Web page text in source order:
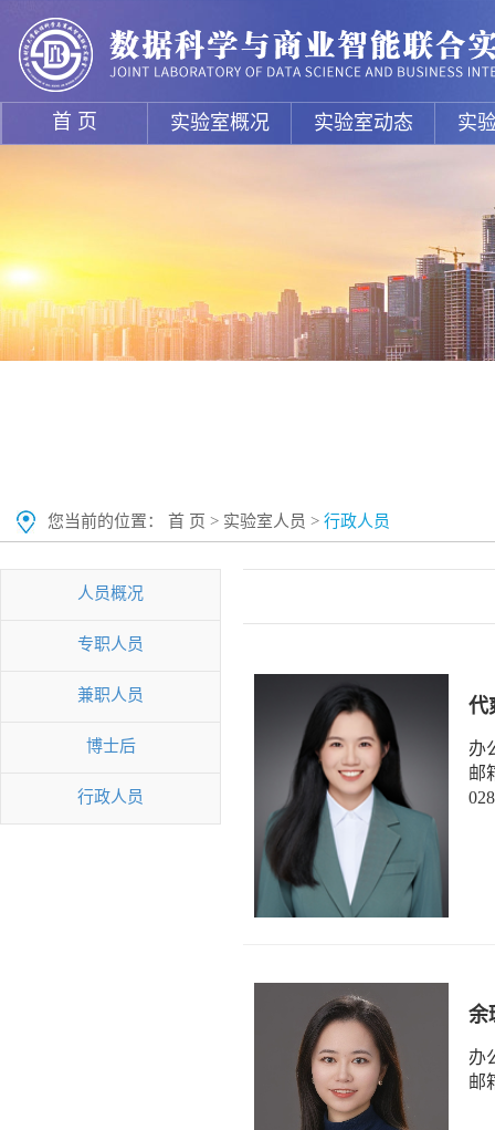
首 页 实验室概况 实验室动态 实
您当前的位置： 首 页 > 实验室人员 > 行政人员
人员概况
专职人员
兼职人员
博士后
行政人员
代
办
邮
余
办
邮